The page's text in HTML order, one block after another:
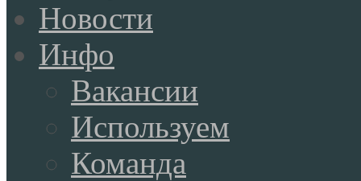
Новости
Инфо
Вакансии
Используем
Команда